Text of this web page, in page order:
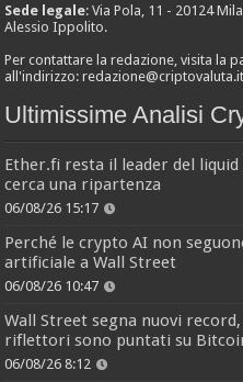
Sede legale: Via Pola, 11 - 20124
Alessio Ippolito.
Per contattare la redazione, visita la
all'indirizzo:redazione@criptovaluta.it
Ultimissime Analisi
Ether.fi resta il leader del
cerca una ripartenza
06/08/26 15:17
Perché le crypto AI non
artificiale a Wall Street
06/08/26 10:47
Wall Street segna nuovi
riflettori sono puntati su
06/08/26 8:12